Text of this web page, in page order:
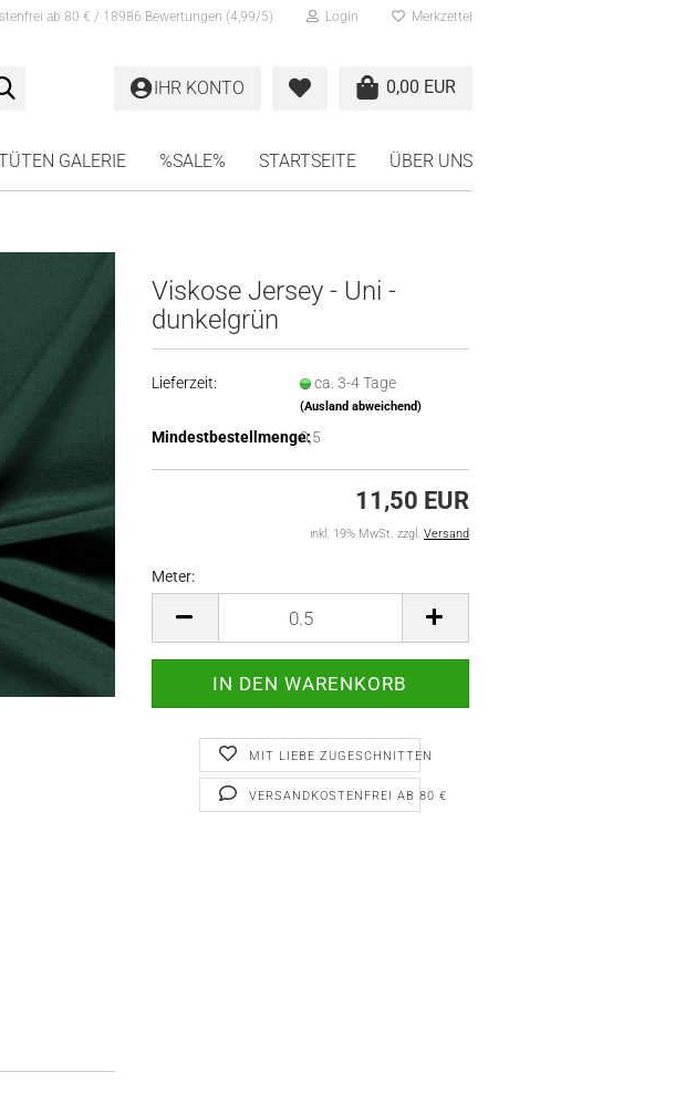
ab 80 € / 18986 Bewertungen (4,99/5) Login Merkzettel
0,00 EUR
IHR KONTO
GALERIE %SALE% STARTSEITE ÜBER UNS
Viskose Jersey - Uni -
dunkelgrün
Lieferzeit: ca. 3-4 Tage
(Ausland abweichend)
Mindestbestellmenge:0,5
11,50 EUR
inkl. 19% MwSt. zzgl. Versand
Meter:
Meter
MIT LIEBE ZUGESCHNITTEN
VERSANDKOSTENFREI AB 80 €